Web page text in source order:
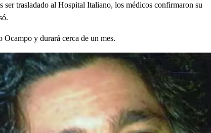
ser trasladado al Hospital Italiano, los médicos confirmaron su
Ocampo y durará cerca de un mes.